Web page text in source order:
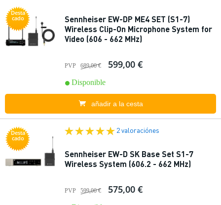
Desta
cado
Sennheiser EW-DP ME4 SET (S1-7)
Wireless Clip-On Microphone System for
Video (606 - 662 MHz)
PVP 689,00 € 599,00 €
Disponible
añadir a la cesta
Desta
cado
2 valoraciónes
Sennheiser EW-D SK Base Set S1-7
Wireless System (606.2 - 662 MHz)
PVP 599,00 € 575,00 €